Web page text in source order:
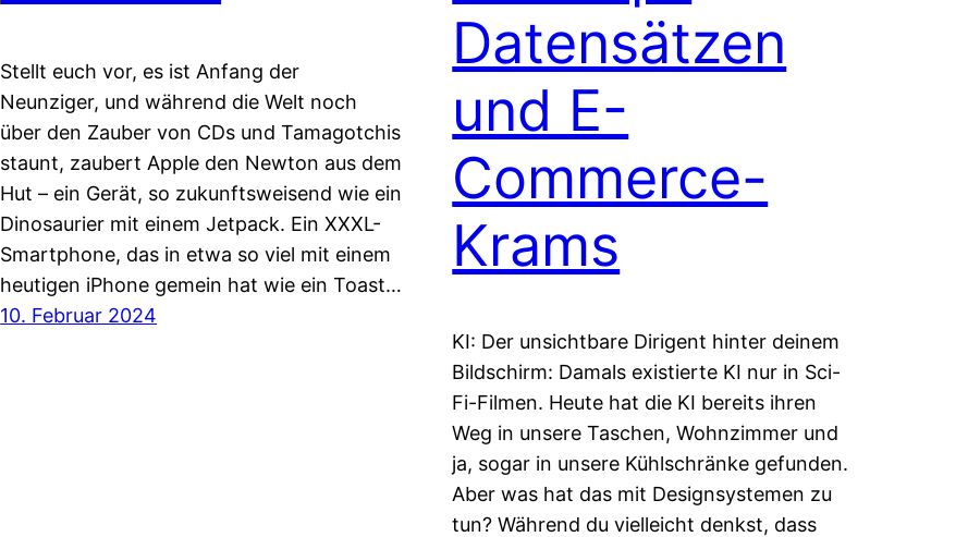
Stellt euch vor, es ist Anfang der
Neunziger, und während die Welt noch
über den Zauber von CDs und Tamagotchis
staunt, zaubert Apple den Newton aus dem
Hut – ein Gerät, so zukunftsweisend wie ein
Dinosaurier mit einem Jetpack. Ein XXXL-
Smartphone, das in etwa so viel mit einem
heutigen iPhone gemein hat wie ein Toast…
10. Februar 2024
Datensätzen
und E-
Commerce-
Krams
KI: Der unsichtbare Dirigent hinter deinem
Bildschirm: Damals existierte KI nur in Sci-
Fi-Filmen. Heute hat die KI bereits ihren
Weg in unsere Taschen, Wohnzimmer und
ja, sogar in unsere Kühlschränke gefunden.
Aber was hat das mit Designsystemen zu
tun? Während du vielleicht denkst, dass